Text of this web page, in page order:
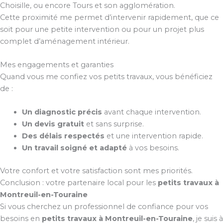
Choisille, ou encore Tours et son agglomération.
Cette proximité me permet d’intervenir rapidement, que ce
soit pour une petite intervention ou pour un projet plus
complet d’aménagement intérieur.
Mes engagements et garanties
Quand vous me confiez vos petits travaux, vous bénéficiez
de :
Un diagnostic précis avant chaque intervention.
Un devis gratuitet sans surprise.
Des délais respectés et une intervention rapide.
Un travail soigné et adaptéà vos besoins.
Votre confort et votre satisfaction sont mes priorités.
Conclusion : votre partenaire local pour les petits travaux à
Montreuil-en-Touraine
Si vous cherchez un professionnel de confiance pour vos
besoins en petits travaux à Montreuil-en-Touraine, je suis à